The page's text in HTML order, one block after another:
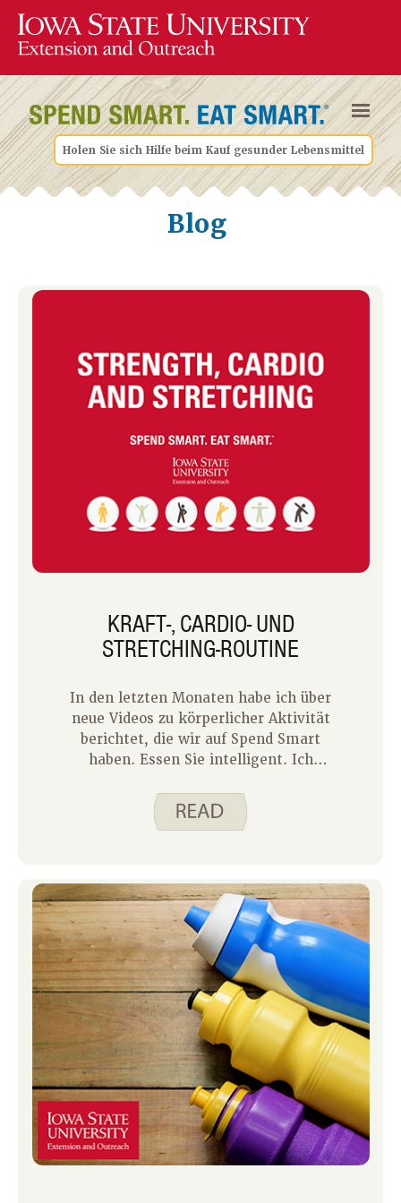
Holen Sie sich Hilfe beim Kauf gesunder Lebensmittel
Blog
KRAFT-, CARDIO- UND
STRETCHING-ROUTINE
In den letzten Monaten habe ich über
neue Videos zu körperlicher Aktivität
berichtet, die wir auf Spend Smart
haben. Essen Sie intelligent. Ich
ich leidenschaftlich gerne Menschen
dabei helfe, Wege zu finden, aktiv zu
Impact Cardio-Intervalle und
Unterkörperdehnung geteilt. Heute
möchte ich unsere Kraft-, Cardio- und
Stretching-Routine teilen. Während
der 10-minütigen Routine wechseln
sich Kraftübungen mit kurzen Cardio-
Bursts ab. Die Routine endet mit dem
Dehnen. Es ist wichtig, dass Menschen
aller Fähigkeiten und Fertigkeitsstufen
körperlich aktiv sind. Dies kann durch
Modifizieren von Bewegungen für
verschiedene Bedürfnisse erreicht
werden. Diese Routine kann im Sitzen
oder Stehen durchgeführt werden, so
dass sie an Ihre Bedürfnisse angepasst